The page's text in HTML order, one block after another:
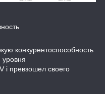
конкурентоспособность
уровня
i превзошел своего